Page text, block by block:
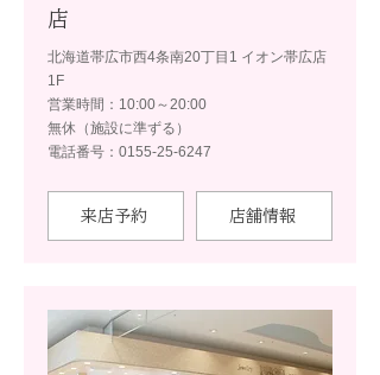
店
北海道帯広市西4条南20丁目1 イオン帯広店
1F
営業時間：10:00～20:00
無休（施設に準ずる）
電話番号：0155-25-6247
来店予約 店舗情報